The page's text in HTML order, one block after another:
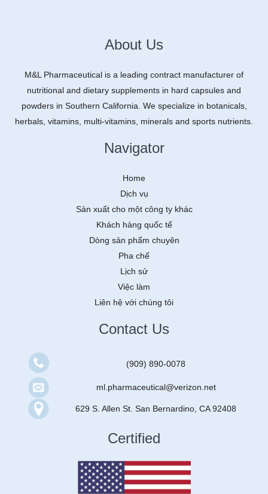
About Us
M&L Pharmaceutical is a leading contract manufacturer of
nutritional and dietary supplements in hard capsules and
powders in Southern California. We specialize in botanicals,
herbals, vitamins, multi-vitamins, minerals and sports nutrients.
Navigator
Home
Dịch vụ
Sản xuất cho một công ty khác
Khách hàng quốc tế
Dòng sản phẩm chuyên
Pha chế
Lịch sử
Việc làm
Liên hệ với chúng tôi
Contact Us
(909) 890-0078
ml.pharmaceutical@verizon.net
629 S. Allen St. San Bernardino, CA 92408
Certified